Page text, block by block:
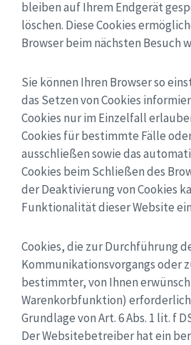
bleiben auf Ihrem Endgerät
löschen. Diese Cookies
Browser beim nächsten Besuch
Sie können Ihren Browser so
das Setzen von Cookies
Cookies nur im Einzelfall
Cookies für bestimmte Fälle
ausschließen sowie das
Cookies beim Schließen des
der Deaktivierung von Cookies
Funktionalität dieser Website
Cookies, die zur Durchführung
Kommunikationsvorgangs oder
bestimmter, von Ihnen
Warenkorbfunktion)
Grundlage von Art. 6 Abs. 1 lit. f
Der Websitebetreiber hat ein